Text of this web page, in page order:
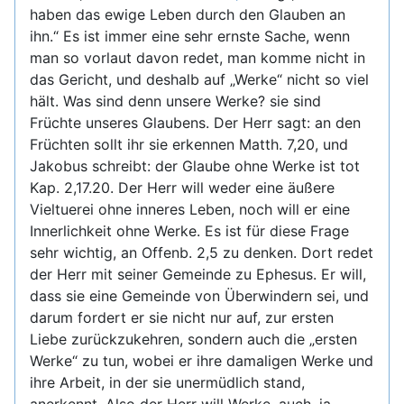
haben das ewige Leben durch den Glauben an
ihn.“ Es ist immer eine sehr ernste Sache, wenn
man so vorlaut davon redet, man komme nicht in
das Gericht, und deshalb auf „Werke“ nicht so viel
hält. Was sind denn unsere Werke? sie sind
Früchte unseres Glaubens. Der Herr sagt: an den
Früchten sollt ihr sie erkennen Matth. 7,20, und
Jakobus schreibt: der Glaube ohne Werke ist tot
Kap. 2,17.20. Der Herr will weder eine äußere
Vieltuerei ohne inneres Leben, noch will er eine
Innerlichkeit ohne Werke. Es ist für diese Frage
sehr wichtig, an Offenb. 2,5 zu denken. Dort redet
der Herr mit seiner Gemeinde zu Ephesus. Er will,
dass sie eine Gemeinde von Überwindern sei, und
darum fordert er sie nicht nur auf, zur ersten
Liebe zurückzukehren, sondern auch die „ersten
Werke“ zu tun, wobei er ihre damaligen Werke und
ihre Arbeit, in der sie unermüdlich stand,